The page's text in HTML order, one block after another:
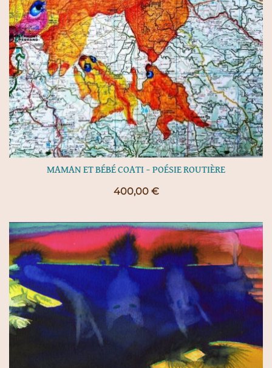
MAMAN ET BÉBÉ COATI – POÉSIE ROUTIÈRE
400,00 €